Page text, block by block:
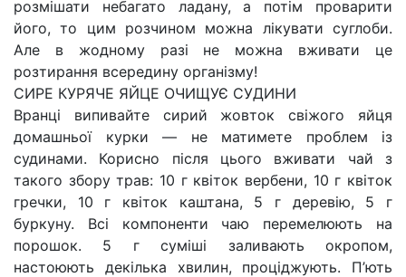
розмішати небагато ладану, а потім проварити
його, то цим розчином можна лікувати суглоби.
Але в жодному разі не можна вживати це
розтирання всередину організму!
СИРЕ КУРЯЧЕ ЯЙЦЕ ОЧИЩУЄ СУДИНИ
Вранці випивайте сирий жовток свіжого яйця
домашньої курки — не матимете проблем із
судинами. Корисно після цього вживати чай з
такого збору трав: 10 г квіток вербени, 10 г квіток
гречки, 10 г квіток каштана, 5 г деревію, 5 г
буркуну. Всі компоненти чаю перемелюють на
порошок. 5 г суміші заливають окропом,
настоюють декілька хвилин, проціджують. П’ють